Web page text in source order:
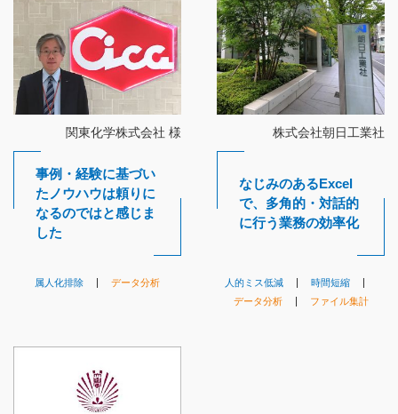
人的ミス低減 時間短縮
技術の使い方
失敗に学ぶ
その他
事例・経験に基づい
たノウハウは頼りに
なるのではと感じま
した
属人化排除 データ分析
なじみのあるExcel
で、多角的・対話的
に行う業務の効率化
人的ミス低減
時間短縮
データ分析
ファイル集計